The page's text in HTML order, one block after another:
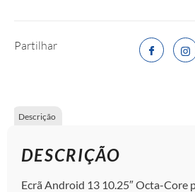
Partilhar
Descrição
DESCRIÇÃO
Ecrã Android 13 10.25″ Octa-Core